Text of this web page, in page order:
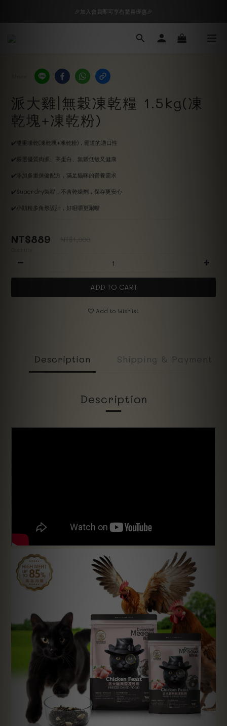
🎉加入會員即可享有驚喜優惠🎉
🎉加入會員即可享有驚喜優惠🎉
購物車超狂加價購，等你來+1
派大雞|無穀凍乾糧 1.5kg(凍
乾塊+凍乾粉)
✔️雙重凍乾(凍乾塊+凍乾粉)，霸道的適口性
✔️嚴選優質肉源、高蛋白、無穀低敏又健康
✔️添加多重保健配方，滿足貓咪的營養需求
✔️Superdry製程，不含乾燥劑，保存更安心
✔️小顆粒多角形設計，好咀嚼更涮嘴
NT$889 NT$1,000
ADD TO CART
Add to Wishlist
Description Shipping & Payment
Description